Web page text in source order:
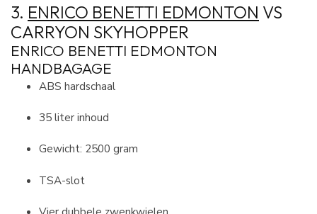
3. ENRICO BENETTI EDMONTON VS
CARRYON SKYHOPPER
ENRICO BENETTI EDMONTON
HANDBAGAGE
ABS hardschaal
35 liter inhoud
Gewicht: 2500 gram
TSA-slot